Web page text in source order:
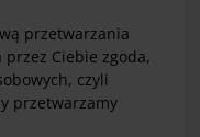
przetwarzania
Ciebie zgoda,
czyli
przetwarzamy